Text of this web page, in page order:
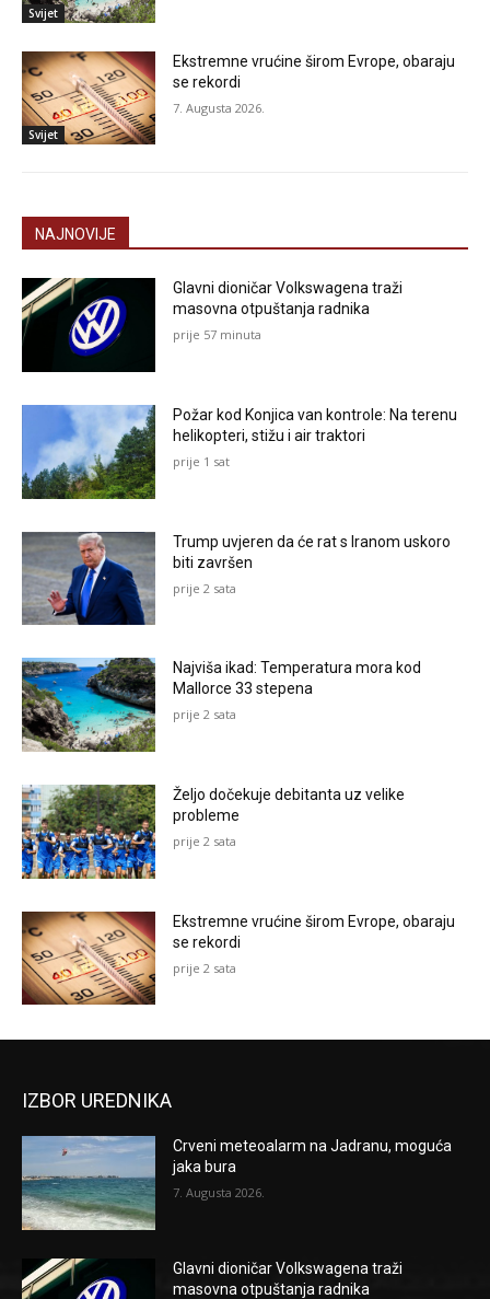
Svijet
Svijet
Ekstremne vrućine širom Evrope, obaraju
se rekordi
7. Augusta 2026.
NAJNOVIJE
Glavni dioničar Volkswagena traži
masovna otpuštanja radnika
prije 57 minuta
Požar kod Konjica van kontrole: Na terenu
helikopteri, stižu i air traktori
prije 1 sat
Trump uvjeren da će rat s Iranom uskoro
biti završen
prije 2 sata
Najviša ikad: Temperatura mora kod
Mallorce 33 stepena
prije 2 sata
Željo dočekuje debitanta uz velike
probleme
prije 2 sata
Ekstremne vrućine širom Evrope, obaraju
se rekordi
prije 2 sata
IZBOR UREDNIKA
Crveni meteoalarm na Jadranu, moguća
jaka bura
7. Augusta 2026.
Glavni dioničar Volkswagena traži
masovna otpuštanja radnika